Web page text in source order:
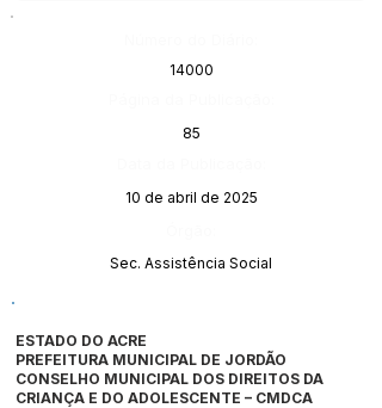
14000
85
10 de abril de 2025
Sec. Assistência Social
ESTADO DO ACRE
PREFEITURA MUNICIPAL DE JORDÃO
CONSELHO MUNICIPAL DOS DIREITOS DA
CRIANÇA E DO ADOLESCENTE – CMDCA